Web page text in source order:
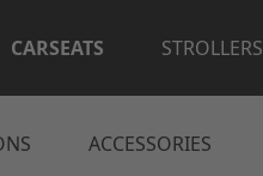
CARSEATS STROLLERS
ACCESSORIES